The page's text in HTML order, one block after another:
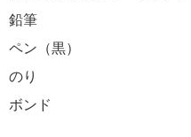
鉛筆
ペン（黒）
のり
ボンド